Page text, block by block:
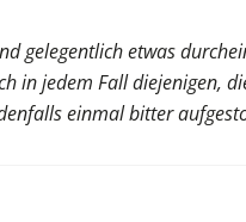
gelegentlich etwas
in jedem Fall diejenigen,
einmal bitter